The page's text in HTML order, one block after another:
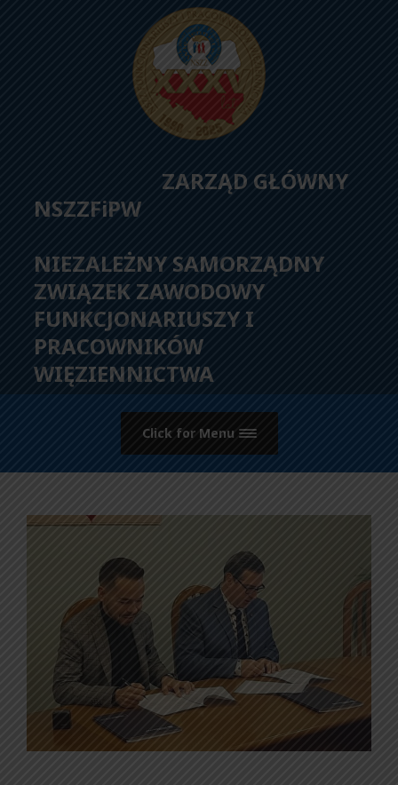
ZARZĄD GŁÓWNY
NSZZFiPW
NIEZALEŻNY SAMORZĄDNY
ZWIĄZEK ZAWODOWY
FUNKCJONARIUSZY I
PRACOWNIKÓW
WIĘZIENNICTWA
Click for Menu